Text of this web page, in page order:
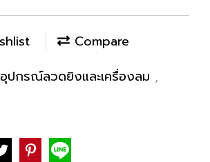
Compare
อุปกรณ์ลวดยิงและเครื่องลม ,